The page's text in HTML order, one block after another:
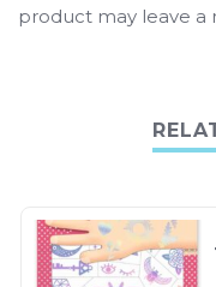
product may leave a